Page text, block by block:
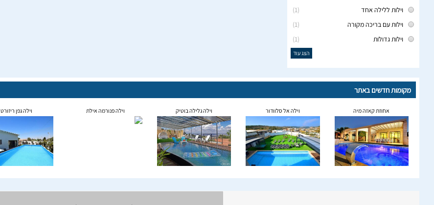
(1)
וילות ללילה אחד
(1)
וילות עם בריכה מקורה
(1)
וילות גדולות
הצג עוד
מקומות חדשים באתר
אחוזת קאזה מיה וילה אל סלוודור וילה גלילה בוטיק וילה פנורמה אילת וילה גפן ריזורט